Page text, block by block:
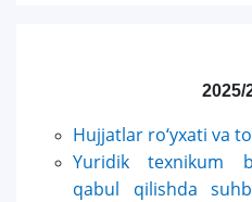
2025/
Hujjatlar ro‘yxati va
Yuridik texnikum
qabul qilishda
5. To'lov-kontrakt (2)
7. Call-center (4)